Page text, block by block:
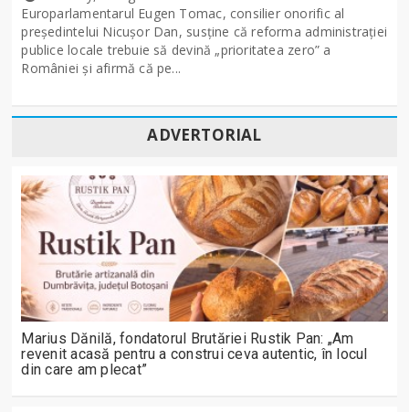
Europarlamentarul Eugen Tomac, consilier onorific al
președintelui Nicușor Dan, susține că reforma administrației
publice locale trebuie să devină „prioritatea zero” a
României și afirmă că pe...
ADVERTORIAL
Marius Dănilă, fondatorul Brutăriei Rustik Pan: „Am
revenit acasă pentru a construi ceva autentic, în locul
din care am plecat”